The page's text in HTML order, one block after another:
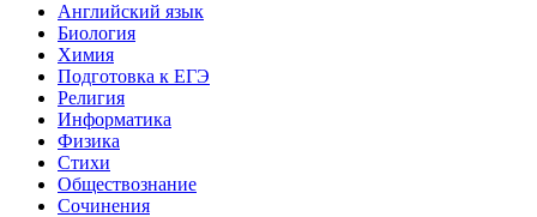
Английский язык
Биология
Химия
Подготовка к ЕГЭ
Религия
Информатика
Физика
Стихи
Обществознание
Сочинения